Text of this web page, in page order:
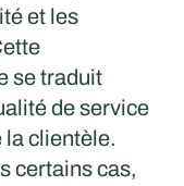
et les
se traduit
de service
la clientèle.
certains cas,